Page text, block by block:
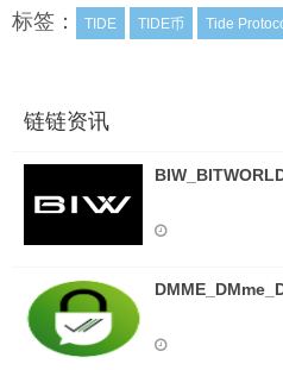
标签： TIDE TIDE币 Tide
链链资讯